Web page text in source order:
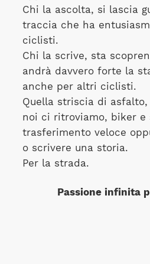
Chi la ascolta, si lascia
traccia che ha
ciclisti.
Chi la scrive, sta
andrà davvero forte la
anche per altri ciclisti.
Quella striscia di
noi ci ritroviamo, biker e
trasferimento veloce
o scrivere una storia.
Per la strada.
Passione infinita